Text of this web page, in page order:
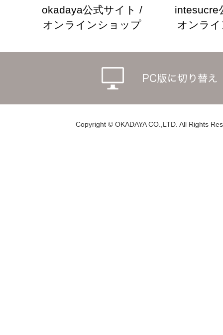
okadaya公式サイト /
オンラインショップ
intesucre
オンラ
Copyright © OKADAYA CO.,LTD. All Rights